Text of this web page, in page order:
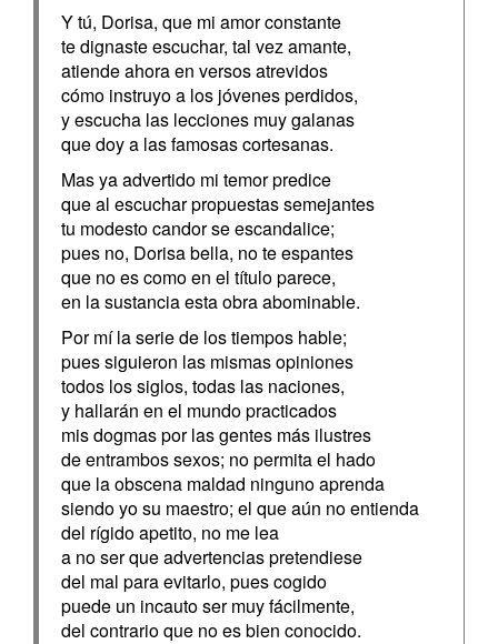
Y tú, Dorisa, que mi amor constante
te dignaste escuchar, tal vez amante,
atiende ahora en versos atrevidos
cómo instruyo a los jóvenes perdidos,
y escucha las lecciones muy galanas
que doy a las famosas cortesanas.
Mas ya advertido mi temor predice
que al escuchar propuestas semejantes
tu modesto candor se escandalice;
pues no, Dorisa bella, no te espantes
que no es como en el título parece,
en la sustancia esta obra abominable.
Por mí la serie de los tiempos hable;
pues siguieron las mismas opiniones
todos los siglos, todas las naciones,
y hallarán en el mundo practicados
mis dogmas por las gentes más ilustres
de entrambos sexos; no permita el hado
que la obscena maldad ninguno aprenda
siendo yo su maestro; el que aún no entienda
del rígido apetito, no me lea
a no ser que advertencias pretendiese
del mal para evitarlo, pues cogido
puede un incauto ser muy fácilmente,
del contrario que no es bien conocido.